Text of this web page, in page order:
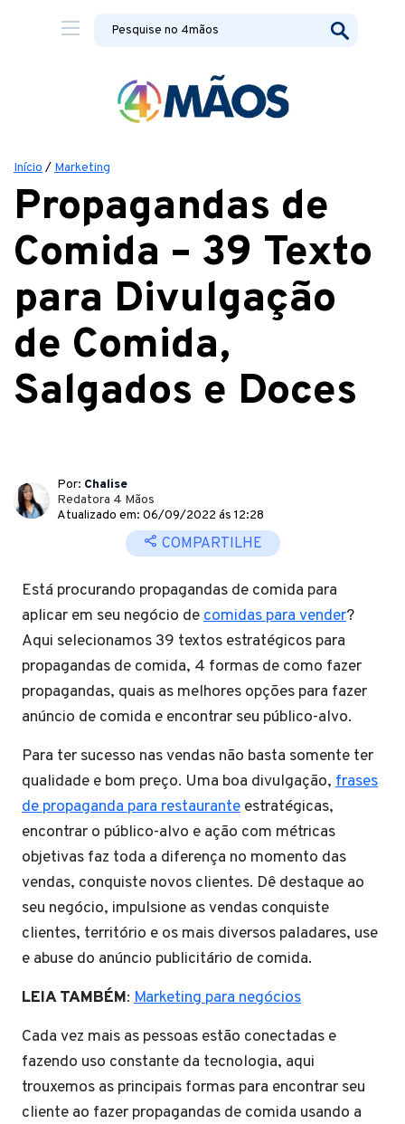
Início / Marketing
Propagandas de
Comida – 39 Texto
para Divulgação
de Comida,
Salgados e Doces
Por: Chalise
Redatora 4 Mãos
Atualizado em: 06/09/2022 ás 12:28
COMPARTILHE
Está procurando propagandas de comida para
aplicar em seu negócio decomidas para vender?
Aqui selecionamos 39 textos estratégicos para
propagandas de comida, 4 formas de como fazer
propagandas, quais as melhores opções para fazer
anúncio de comida e encontrar seu público-alvo.
Para ter sucesso nas vendas não basta somente ter
qualidade e bom preço. Uma boa divulgação, frases
de propaganda para restaurante estratégicas,
encontrar o público-alvo e ação com métricas
objetivas faz toda a diferença no momento das
vendas, conquiste novos clientes. Dê destaque ao
seu negócio, impulsione as vendas conquiste
clientes, território e os mais diversos paladares, use
e abuse do anúncio publicitário de comida.
LEIA TAMBÉM: Marketing para negócios
Cada vez mais as pessoas estão conectadas e
fazendo uso constante da tecnologia, aqui
trouxemos as principais formas para encontrar seu
cliente ao fazer propagandas de comida usando a